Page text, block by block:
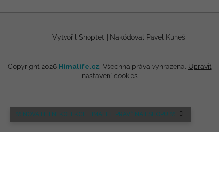
🌸 NOVÁ LETNÍ KOLEKCE HIMALIFE PRÁVĚ NA ESHOPU 🌸
Vytvořil Shoptet Nakódoval Pavel Kuneš
Copyright 2026 Himalife.cz. Všechna práva vyhrazena. Upravit
nastavení cookies